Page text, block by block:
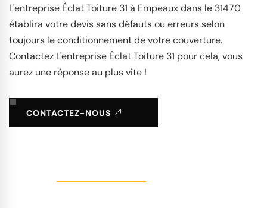
L'entreprise Éclat Toiture 31 à Empeaux dans le 31470
établira votre devis sans défauts ou erreurs selon
toujours le conditionnement de votre couverture.
Contactez L'entreprise Éclat Toiture 31 pour cela, vous
aurez une réponse au plus vite !
CONTACTEZ-NOUS